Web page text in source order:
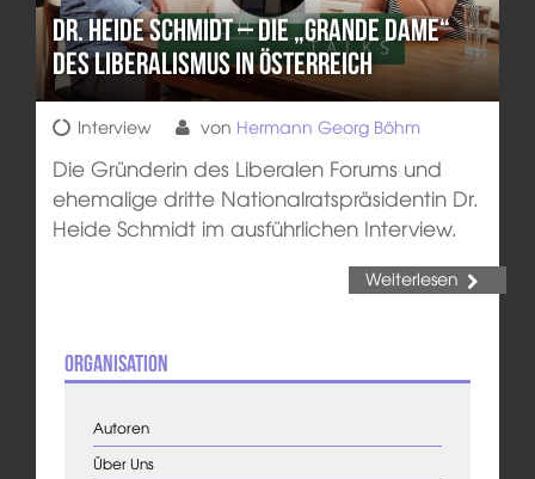
Dr. Heide Schmidt – Die „Grande Dame“
des Liberalismus in Österreich
Interview von Hermann Georg Böhm
Die Gründerin des Liberalen Forums und
ehemalige dritte Nationalratspräsidentin Dr.
Heide Schmidt im ausführlichen Interview.
Weiterlesen
Organisation
Autoren
Über Uns